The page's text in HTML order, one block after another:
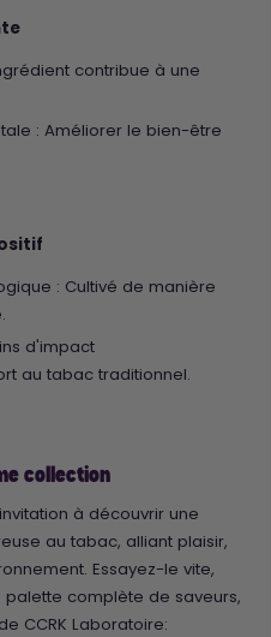
contribue à une
: Améliorer le bien-être
: Cultivé de manière
d'impact
au tabac traditionnel.
collection
à découvrir une
au tabac, alliant plaisir,
Essayez-le vite,
palette complète de saveurs,
CCRK Laboratoire: